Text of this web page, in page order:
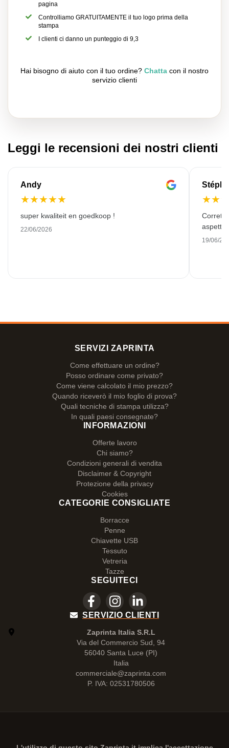
pagina
Controlliamo GRATUITAMENTE il tuo logo prima della
stampa
I clienti ci danno un punteggio di 9,3
Hai bisogno di aiuto con il tuo ordine? Chatta con il nostro
servizio clienti
Leggi le recensioni dei nostri clienti
Andy
★★★★★
super kwaliteit en goedkoop !
22/06/2026
★★
19/06/
SERVIZI ZAPRINTA
Come effettuare un ordine?
Posso ordinare come privato?
Come viene calcolato il mio prezzo?
Quando riceverò il mio foglio di prova?
Quali tecniche di stampa utilizza?
In quali paesi consegnate?
INFORMAZIONI
Offerte lavoro
Chi siamo?
Condizioni generali di vendita
Disclaimer & Copyright
Protezione della privacy
Cookies
CATEGORIE CONSIGLIATE
Borracce
Penne
Chiavette USB
Tessuto
Vetreria
Tazze
SEGUITECI
SERVIZIO CLIENTI
Zaprinta Italia S.R.L
Via del Commercio Sud, 94
56040 Santa Luce (PI)
Italia
commerciale@zaprinta.com
P. IVA: 02531780506